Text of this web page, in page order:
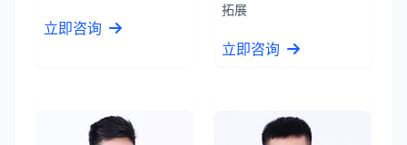
立即咨询
拓展
立即咨询